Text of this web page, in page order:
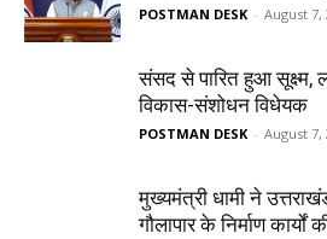
POSTMAN DESK - August 7,
संसद से पारित हुआ सूक्ष्म,
विकास-संशोधन विधेयक
POSTMAN DESK - August 7,
मुख्यमंत्री धामी ने
गौलापार के निर्माण कार्यों